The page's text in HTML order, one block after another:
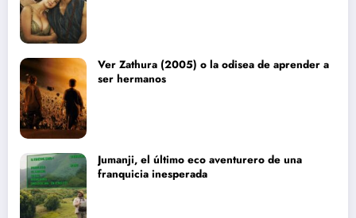
Ver Zathura (2005) o la odisea de aprender a
ser hermanos
Jumanji, el último eco aventurero de una
franquicia inesperada